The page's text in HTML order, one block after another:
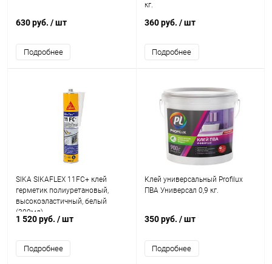
630 руб. / шт
Подробнее
кг.
360 руб. / шт
Подробнее
SIKA SIKAFLEX 11FC+ клей
герметик полиуретановый,
высокоэластичный, белый
(300мл)
1 520 руб. / шт
Подробнее
Клей универсальный Profilux
ПВА Универсал 0,9 кг.
350 руб. / шт
Подробнее